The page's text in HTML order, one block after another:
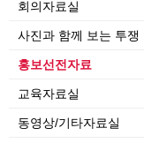
회의자료실
사진과 함께 보는 투쟁
홍보선전자료
교육자료실
동영상/기타자료실